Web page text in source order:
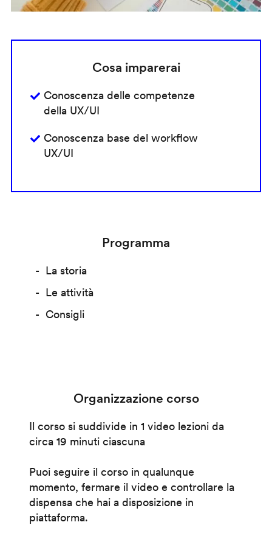
Cosa imparerai
Conoscenza delle competenze
della UX/UI
Conoscenza base del workflow
UX/UI
Programma
La storia
Le attività
Consigli
Organizzazione corso
Il corso si suddivide in 1 video lezioni da
circa 19 minuti ciascuna
Puoi seguire il corso in qualunque
momento, fermare il video e controllare la
dispensa che hai a disposizione in
piattaforma.